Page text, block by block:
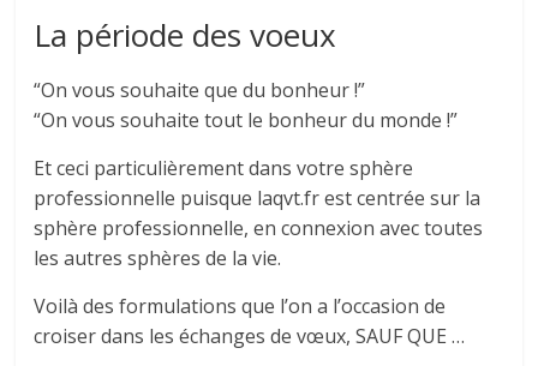
La période des voeux
“On vous souhaite que du bonheur !”
“On vous souhaite tout le bonheur du monde !”
Et ceci particulièrement dans votre sphère
professionnelle puisque laqvt.fr est centrée sur la
sphère professionnelle, en connexion avec toutes
les autres sphères de la vie.
Voilà des formulations que l’on a l’occasion de
croiser dans les échanges de vœux, SAUF QUE …